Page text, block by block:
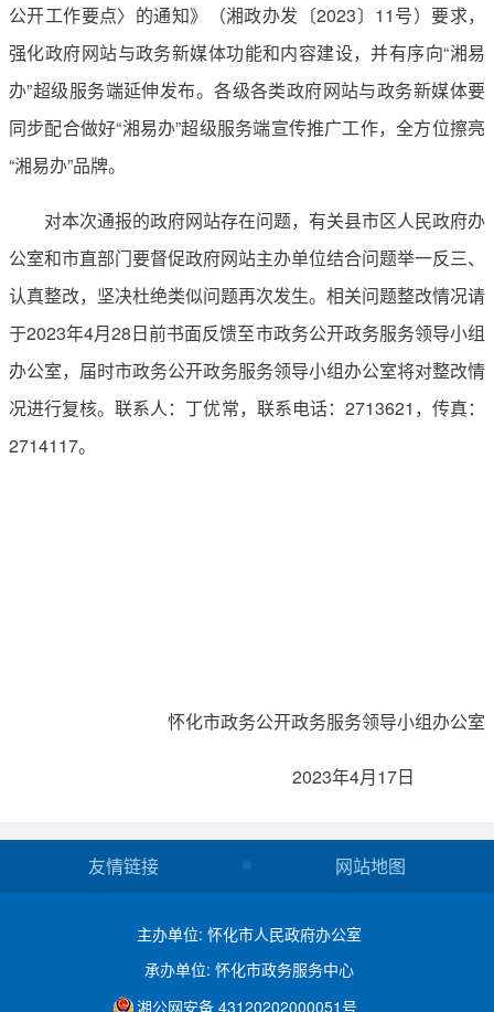
公开工作要点〉的通知》（湘政办发〔2023〕11号）要求，
强化政府网站与政务新媒体功能和内容建设，并有序向“湘易
办”超级服务端延伸发布。各级各类政府网站与政务新媒体要
同步配合做好“湘易办”超级服务端宣传推广工作，全方位擦亮
“湘易办”品牌。
对本次通报的政府网站存在问题，有关县市区人民政府办
公室和市直部门要督促政府网站主办单位结合问题举一反三、
认真整改，坚决杜绝类似问题再次发生。相关问题整改情况请
于2023年4月28日前书面反馈至市政务公开政务服务领导小组
办公室，届时市政务公开政务服务领导小组办公室将对整改情
况进行复核。联系人：丁优常，联系电话：2713621，传真：
2714117。
怀化市政务公开政务服务领导小组办公室
2023年4月17日
友情链接 网站地图
主办单位: 怀化市人民政府办公室
承办单位: 怀化市政务服务中心
湘公网安备 43120202000051号